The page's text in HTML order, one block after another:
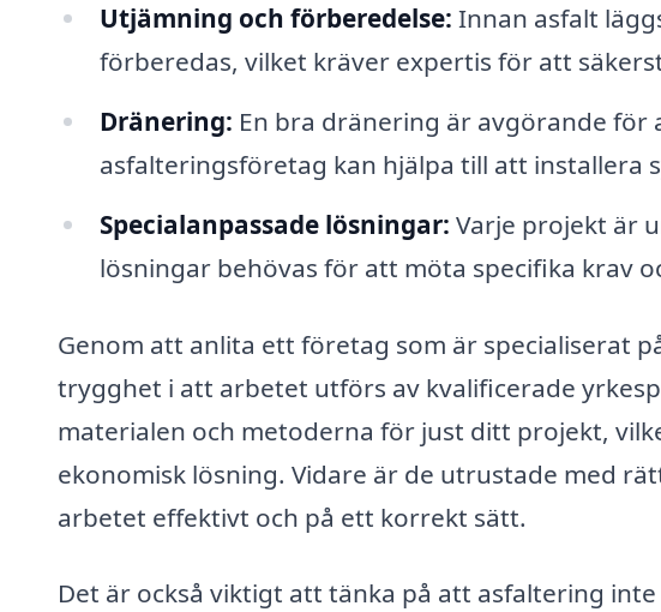
Utjämning och förberedelse: Innan asfalt
förberedas, vilket kräver expertis för att
Dränering: En bra dränering är avgörande
asfalteringsföretag kan hjälpa till att installera
Specialanpassade lösningar: Varje projekt är
lösningar behövas för att möta specifika krav
Genom att anlita ett företag som är specialiserat
trygghet i att arbetet utförs av kvalificerade
materialen och metoderna för just ditt projekt,
ekonomisk lösning. Vidare är de utrustade med
arbetet effektivt och på ett korrekt sätt.
Det är också viktigt att tänka på att asfaltering